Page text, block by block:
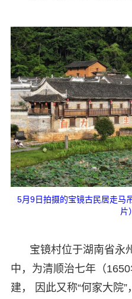
5月9日拍摄的宝镜古民居走马
片
宝镜村位于湖南省永
中，为清顺治七年（
建， 因此又称“何家大院